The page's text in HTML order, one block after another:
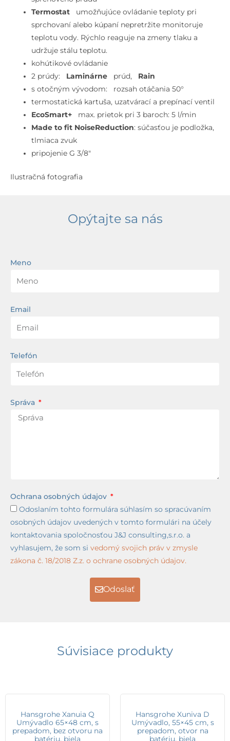
Termostat
umožňujúce ovládanie teploty pri
sprchovaní alebo kúpaní nepretržite monitoruje
teplotu vody. Rýchlo reaguje na zmeny tlaku a
udržuje stálu teplotu.
kohútikové ovládanie
2 prúdy: Laminárne prúd, Rain
s otočným vývodom: rozsah otáčania 50°
termostatická kartuša, uzatvárací a prepínací ventil
EcoSmart+
max. prietok pri 3 baroch: 5 l/min
Made to fit NoiseReduction: súčasťou je podložka,
tlmiaca zvuk
pripojenie G 3/8″
Ilustračná fotografia
Opýtajte sa nás
Meno
Email
Telefón
Správa
Ochrana osobných údajov
Odoslaním tohto formulára súhlasím so spracúvaním
osobných údajov uvedených v tomto formulári na účely
kontaktovania spoločnosťou J&J consulting,s.r.o. a
vyhlasujem, že som si vedomý svojich práv v zmysle
zákona č. 18/2018 Z.z. o ochrane osobných údajov.
Odoslať
Súvisiace produkty
Hansgrohe Xanuia Q
Umývadlo 65×48 cm, s
prepadom, bez otvoru na
batériu, biela
Hansgrohe Xuniva D
Umývadlo, 55×45 cm, s
prepadom, otvor na
batériu, biela